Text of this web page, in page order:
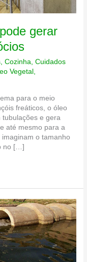
gerar
,Cozinha,Cuidados
Vegetal ,
para o meio
freáticos, o óleo
e gera
até mesmo para a
o tamanho
no […]